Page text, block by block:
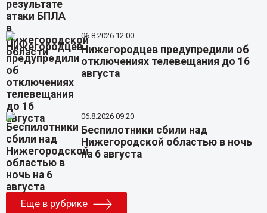
06.8.2026 12:00
Нижегородцев предупредили об
отключениях телевещания до 16
августа
06.8.2026 09:20
Беспилотники сбили над
Нижегородской областью в ночь
на 6 августа
Еще в рубрике